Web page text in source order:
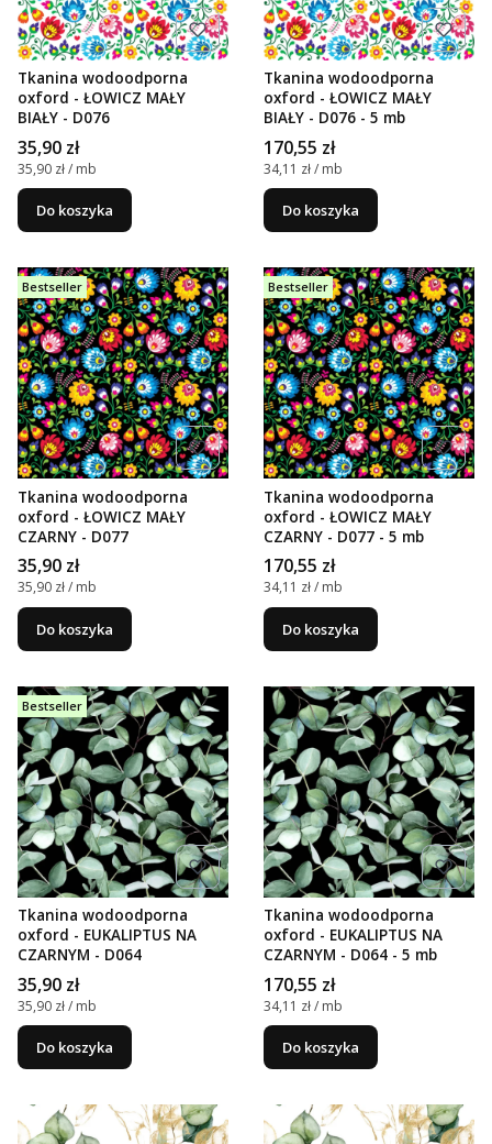
Tkanina wodoodporna
oxford - ŁOWICZ MAŁY
BIAŁY - D076
Cena
35,90 zł
Cena jednostkowa
35,90 zł / mb
Do koszyka
Tkanina wodoodporna
oxford - ŁOWICZ MAŁY
BIAŁY - D076 - 5 mb
Cena
170,55 zł
Cena jednostkowa
34,11 zł / mb
Do koszyka
Bestseller
Tkanina wodoodporna
oxford - ŁOWICZ MAŁY
CZARNY - D077
Cena
35,90 zł
Cena jednostkowa
35,90 zł / mb
Do koszyka
Bestseller
Tkanina wodoodporna
oxford - ŁOWICZ MAŁY
CZARNY - D077 - 5 mb
Cena
170,55 zł
Cena jednostkowa
34,11 zł / mb
Do koszyka
Bestseller
Tkanina wodoodporna
oxford - EUKALIPTUS NA
CZARNYM - D064
Cena
35,90 zł
Cena jednostkowa
35,90 zł / mb
Do koszyka
Tkanina wodoodporna
oxford - EUKALIPTUS NA
CZARNYM - D064 - 5 mb
Cena
170,55 zł
Cena jednostkowa
34,11 zł / mb
Do koszyka